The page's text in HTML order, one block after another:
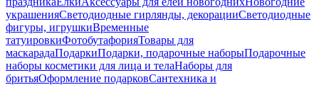
украшенияСветодиодные гирлянды, декорацииСветодиодные
фигуры, игрушкиВременные
татуировкиФотобутафорияТовары для
маскарадаПодаркиПодарки, подарочные наборыПодарочные
наборы косметики для лица и телаНаборы для
бритьяОформление подарковСантехника и